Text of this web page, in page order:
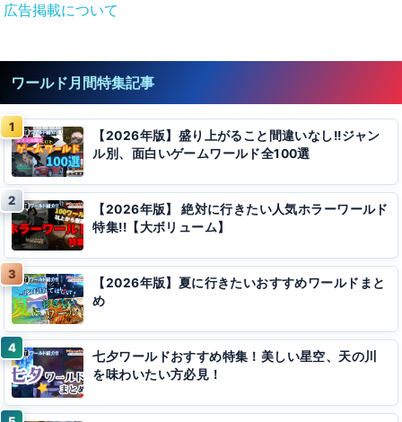
広告掲載について
ワールド月間特集記事
【2026年版】盛り上がること間違いなし!!ジャン
ル別、面白いゲームワールド全100選
【2026年版】 絶対に行きたい人気ホラーワールド
特集!!【大ボリューム】
【2026年版】夏に行きたいおすすめワールドまと
め
七夕ワールドおすすめ特集！美しい星空、天の川
を味わいたい方必見！